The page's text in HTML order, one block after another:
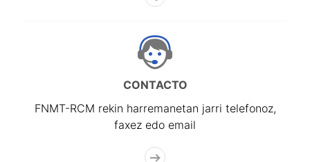
CONTACTO
FNMT-RCM rekin harremanetan jarri telefonoz,
faxez edo email